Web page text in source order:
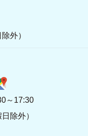
外）
～17:30
除外）